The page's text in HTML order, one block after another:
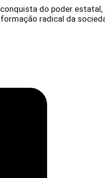
do poder
radical da